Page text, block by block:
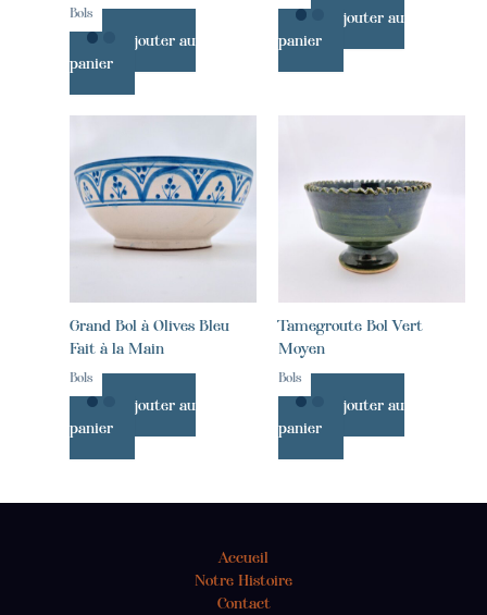
Bols
Ajouter au
panier
Ajouter au
panier
Grand Bol à Olives Bleu
Fait à la Main
Bols
Ajouter au
panier
Tamegroute Bol Vert
Moyen
Bols
Ajouter au
panier
Accueil
Notre Histoire
Contact